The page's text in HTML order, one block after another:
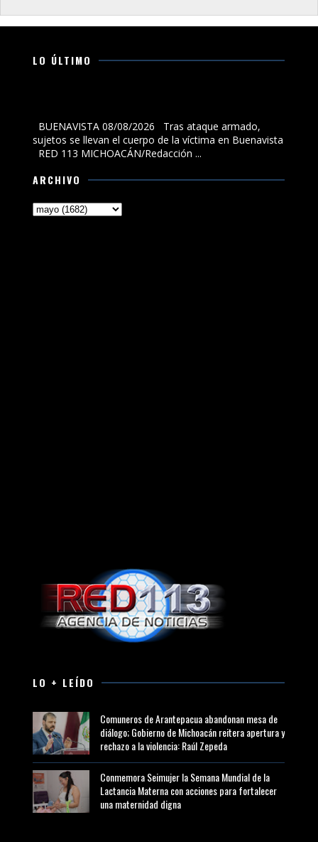
LO ÚLTIMO
BUENAVISTA 08/08/2026 Tras ataque armado,
sujetos se llevan el cuerpo de la víctima en Buenavista
RED 113 MICHOACÁN/Redacción ...
ARCHIVO
LO + LEÍDO
Comuneros de Arantepacua abandonan mesa de
diálogo; Gobierno de Michoacán reitera apertura y
rechazo a la violencia: Raúl Zepeda
Conmemora Seimujer la Semana Mundial de la
Lactancia Materna con acciones para fortalecer
una maternidad digna